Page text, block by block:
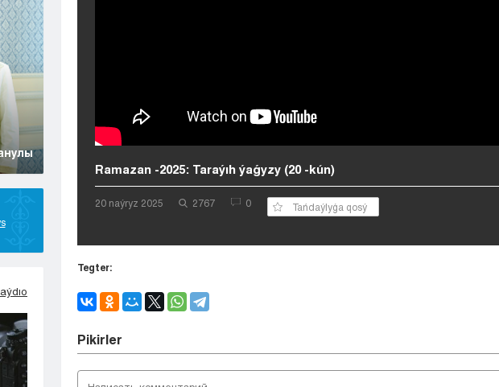
Ramazan -2025: Taraýıh ýaǵyzy (20 -kún)
20 naýryz 2025 2767 0 Tańdaýlyǵa qosý
Tegter:
Pіkіrler